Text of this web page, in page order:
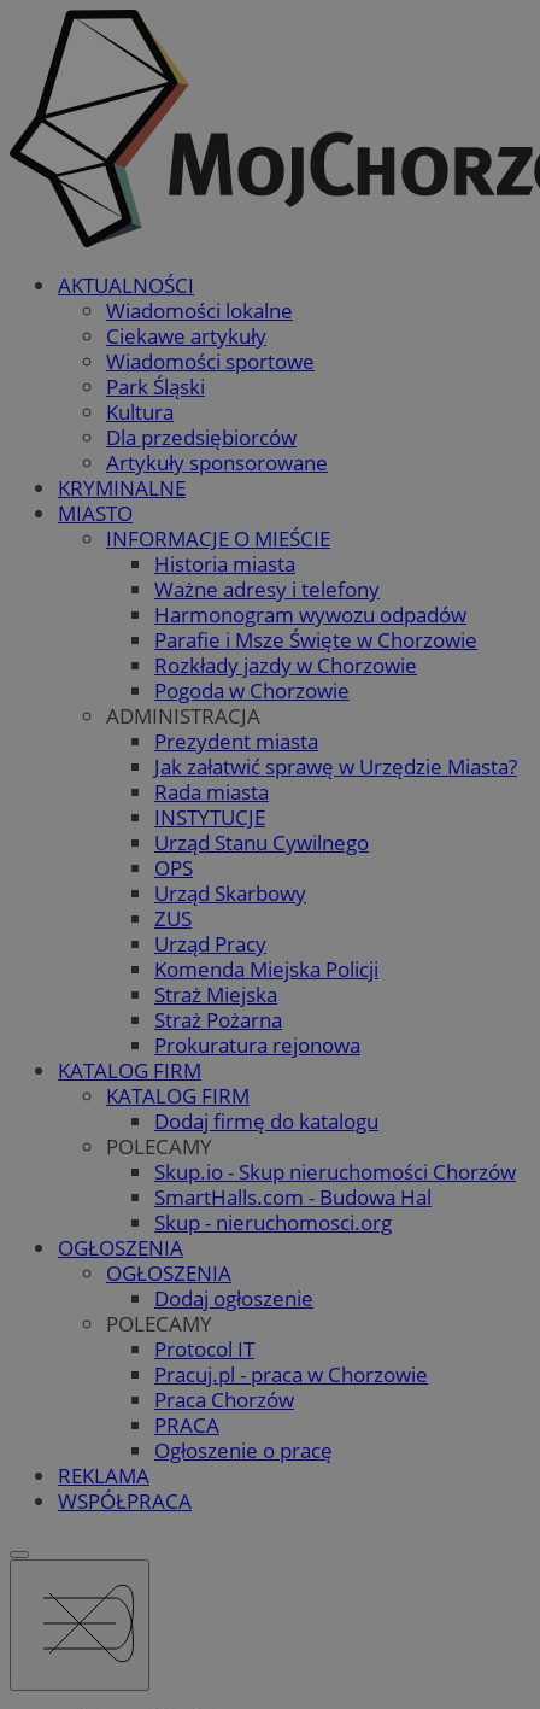
AKTUALNOŚCI
Wiadomości lokalne
Ciekawe artykuły
Wiadomości sportowe
Park Śląski
Kultura
Dla przedsiębiorców
Artykuły sponsorowane
KRYMINALNE
MIASTO
INFORMACJE O MIEŚCIE
Historia miasta
Ważne adresy i telefony
Harmonogram wywozu odpadów
Parafie i Msze Święte w Chorzowie
Rozkłady jazdy w Chorzowie
Pogoda w Chorzowie
ADMINISTRACJA
Prezydent miasta
Jak załatwić sprawę w Urzędzie Miasta?
Rada miasta
INSTYTUCJE
Urząd Stanu Cywilnego
OPS
Urząd Skarbowy
ZUS
Urząd Pracy
Komenda Miejska Policji
Straż Miejska
Straż Pożarna
Prokuratura rejonowa
KATALOG FIRM
KATALOG FIRM
Dodaj firmę do katalogu
POLECAMY
Skup.io - Skup nieruchomości Chorzów
SmartHalls.com - Budowa Hal
Skup - nieruchomosci.org
OGŁOSZENIA
OGŁOSZENIA
Dodaj ogłoszenie
POLECAMY
Protocol IT
Pracuj.pl - praca w Chorzowie
Praca Chorzów
PRACA
Ogłoszenie o pracę
REKLAMA
WSPÓŁPRACA